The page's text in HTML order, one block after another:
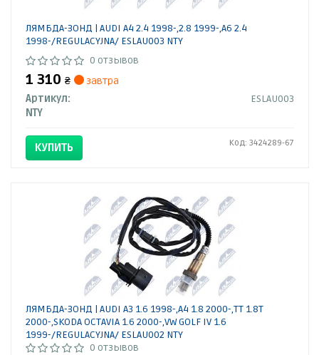
ЛЯМБДА-ЗОНД | AUDI A4 2.4 1998-,2.8 1999-,A6 2.4
1998-/REGULACYJNA/ ESLAU003 NTY
0 отзывов
1 310 ₴
завтра
Артикул:
ESLAU003
NTY
КУПИТЬ Код: 3424289-67
ЛЯМБДА-ЗОНД | AUDI A3 1.6 1998-,A4 1.8 2000-,TT 1.8T
2000-,SKODA OCTAVIA 1.6 2000-,VW GOLF IV 1.6
1999-/REGULACYJNA/ ESLAU002 NTY
0 отзывов